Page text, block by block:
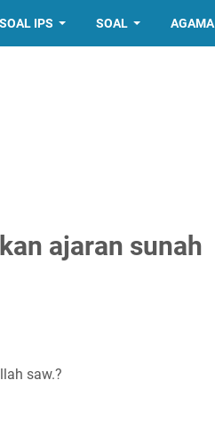
SOAL IPS SOAL AGAMA
ajaran sunah
saw.?